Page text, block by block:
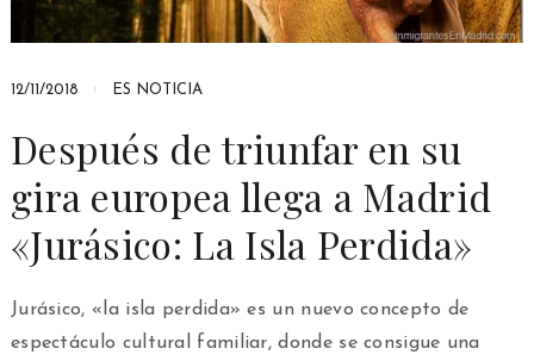
12/11/2018 ES NOTICIA
Después de triunfar en su
gira europea llega a Madrid
«Jurásico: La Isla Perdida»
Jurásico, «la isla perdida» es un nuevo concepto de
espectáculo cultural familiar, donde se consigue una